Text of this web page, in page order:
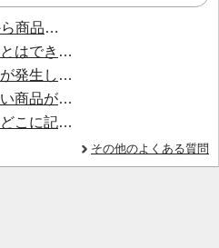
淘宝やアリババのURLから商品を探すことはできますか？
事前に国際送料を知ることはできますか？
在庫売切などで入金超過が発生した場合はいつ返金されますか？
注文送信後、他にも欲しい商品が見つかった場合、追加注文できますか？
銀行振り込みの振込先はどこに記載されていますか？
その他のよくある質問